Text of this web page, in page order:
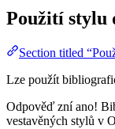
Použití stylu
Section titled
Lze použít
Odpověď zní ano!
vestavěných stylů v